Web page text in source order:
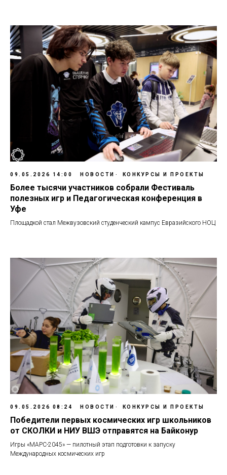
09.05.2026 14:00 НОВОСТИ КОНКУРСЫ И ПРОЕКТЫ
Более тысячи участников собрали Фестиваль
полезных игр и Педагогическая конференция в
Уфе
Площадкой стал Межвузовский студенческий кампус Евразийского НОЦ
09.05.2026 08:24 НОВОСТИ КОНКУРСЫ И ПРОЕКТЫ
Победители первых космических игр школьников
от СКОЛКИ и НИУ ВШЭ отправятся на Байконур
Игры «МАРС-2045» — пилотный этап подготовки к запуску
Международных космических игр